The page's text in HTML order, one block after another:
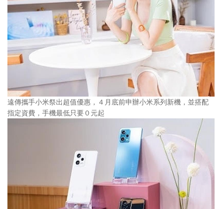
遠傳攜手小米祭出超值優惠，４月底前申辦小米系列新機，並搭配
指定資費，手機最低只要０元起